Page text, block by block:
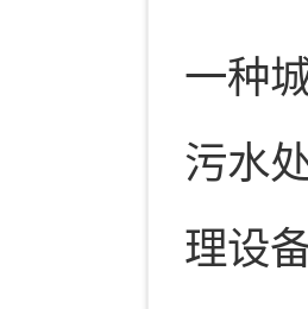
一种
污水
理设